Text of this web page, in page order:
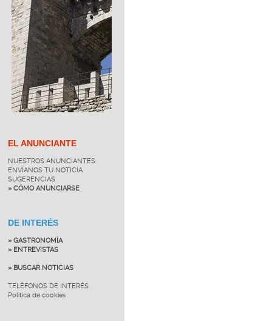
EL ANUNCIANTE
NUESTROS ANUNCIANTES
ENVÍANOS TU NOTICIA
SUGERENCIAS
» CÓMO ANUNCIARSE
DE INTERÉS
» GASTRONOMÍA
» ENTREVISTAS
» BUSCAR NOTICIAS
TELÉFONOS DE INTERÉS
Política de cookies